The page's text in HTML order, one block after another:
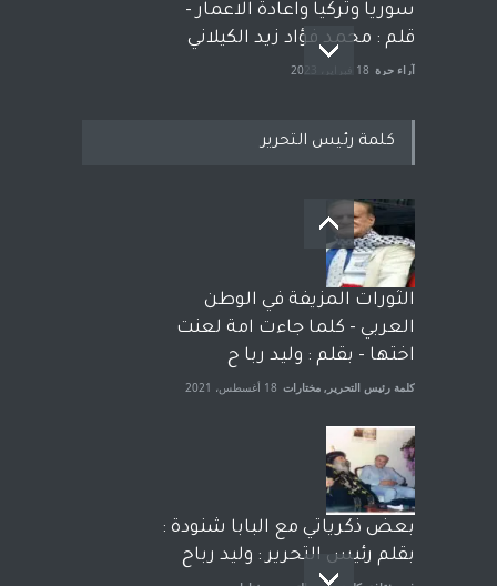
سوريا وتركيا واعادة الاعمار -
قلم : محمد فؤاد زيد الكيلاني
آراء حرة 18 فبراير، 2023
بعد معارك قضائية طاحنة كتب
وترافع فيها بنفسه مرة اخرى..
الشيخ طارق يوسف يقهر
الحكومة الأمريكية ، فأعطوه
الجنسية عن يد وهم صاغرون،
آراء حرة مختارات 7 أبريل، 2023
كلمة رئيس التحرير
الثورات المزيفة في الوطن
العربي - كلما جاءت امة لعنت
اختها - بقلم : وليد ربا ح
كلمة رئيس التحرير , مختارات 18 أغسطس، 2021
بعض ذكرياتي مع البابا شنودة :
بقلم رئيس التحرير : وليد رباح